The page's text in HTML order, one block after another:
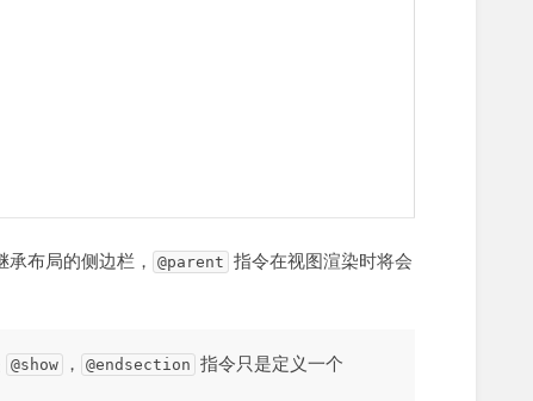
布局的侧边栏， @parent 指令在视图渲染时将会
@show ， @endsection 指令只是定义一个